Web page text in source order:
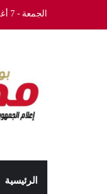
الجمعة - 7 أغسطس 2026
الرئيسية